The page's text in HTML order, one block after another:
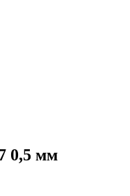
0,5 мм